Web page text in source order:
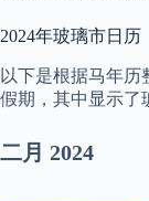
2024年玻璃市日历
以下是根据马年历
假期，其中显示了
二月 2024